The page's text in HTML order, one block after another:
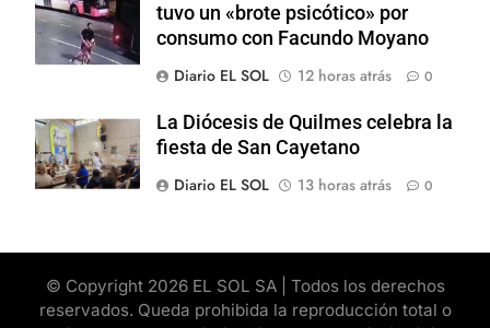
tuvo un «brote psicótico» por
consumo con Facundo Moyano
Diario EL SOL
12 horas atrás 0
La Diócesis de Quilmes celebra la
fiesta de San Cayetano
Diario EL SOL
13 horas atrás 0
© Copyright 2026 EL SOL SA | Todos los derechos
reservados. Queda prohibida la reproducción total o